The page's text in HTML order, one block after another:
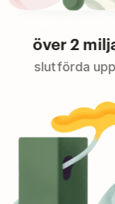
över 2 miljarder
slutförda uppgifter